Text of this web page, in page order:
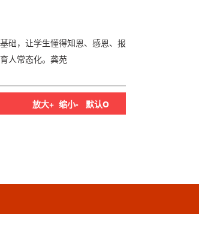
础，让学生懂得知恩、感恩、报
人常态化。龚苑
放大+ 缩小- 默认o